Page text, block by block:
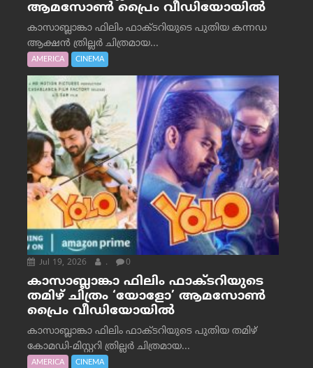
ആമസോൺ പ്രൈം വീഡിയോയിൽ
കാസാബ്ലാങ്കാ ഫിലിം ഫാക്ടറിയുടെ പുതിയ കന്നഡ
ആക്ഷൻ ത്രില്ലർ ചിത്രമായ...
AMERICA CINEMA
Jul 19, 2026 . 0
കാസാബ്ലാങ്കാ ഫിലിം ഫാക്ടറിയുടെ
തമിഴ് ചിത്രം ‘യോളോ’ ആമസോൺ
പ്രൈം വീഡിയോയിൽ
കാസാബ്ലാങ്കാ ഫിലിം ഫാക്ടറിയുടെ പുതിയ തമിഴ്
കോമഡി-മിസ്റ്ററി ത്രില്ലർ ചിത്രമായ...
AMERICA CINEMA